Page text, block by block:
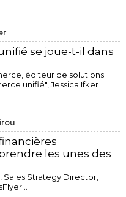
se joue-t-il dans
éditeur de solutions
unifié", Jessica Ifker
les unes des
Sales Strategy Director,